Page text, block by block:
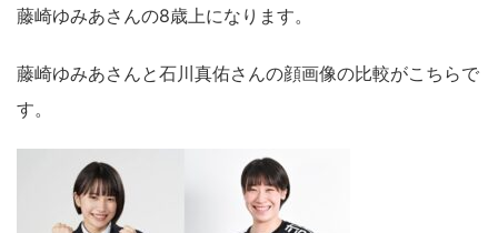
藤崎ゆみあさんの8歳上になります。
藤崎ゆみあさんと石川真佑さんの顔画像の比較がこちらで
す。